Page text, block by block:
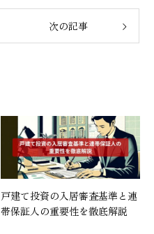
次の記事
戸建て投資の入居審査基準と連
帯保証人の重要性を徹底解説